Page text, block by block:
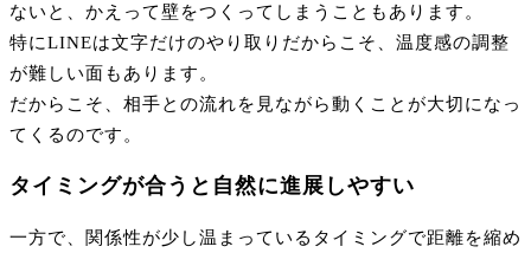
ないと、かえって壁をつくってしまうこともあります。
特にLINEは文字だけのやり取りだからこそ、温度感の調整
が難しい面もあります。
だからこそ、相手との流れを見ながら動くことが大切になっ
てくるのです。
タイミングが合うと自然に進展しやすい
一方で、関係性が少し温まっているタイミングで距離を縮め